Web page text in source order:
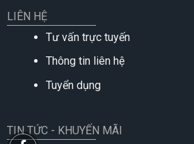
LIÊN HỆ
Tư vấn trực tuyến
Thông tin liên hệ
Tuyển dụng
TIN TỨC - KHUYẾN MÃI